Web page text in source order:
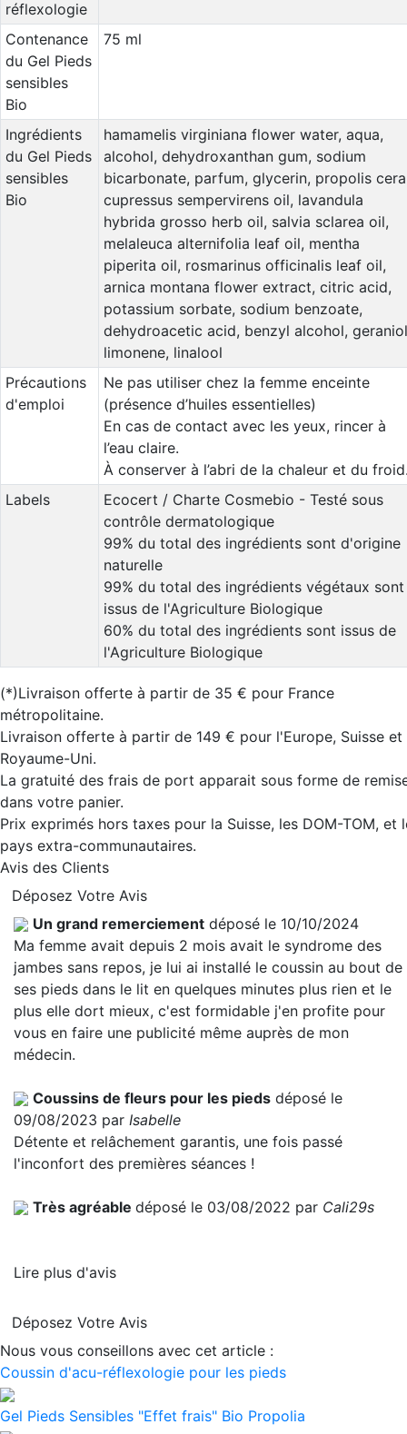
réflexologie
Contenance
du Gel Pieds
sensibles
Bio
75 ml
Ingrédients
du Gel Pieds
sensibles
Bio
hamamelis virginiana flower water, aqua,
alcohol, dehydroxanthan gum, sodium
bicarbonate, parfum, glycerin, propolis
cupressus sempervirens oil, lavandula
hybrida grosso herb oil, salvia sclarea oil,
melaleuca alternifolia leaf oil, mentha
piperita oil, rosmarinus officinalis leaf oil,
arnica montana flower extract, citric acid,
potassium sorbate, sodium benzoate,
dehydroacetic acid, benzyl alcohol,
limonene, linalool
Précautions
d'emploi
Ne pas utiliser chez la femme enceinte
(présence d’huiles essentielles)
En cas de contact avec les yeux, rincer à
l’eau claire.
À conserver à l’abri de la chaleur et du
Labels
Ecocert / Charte Cosmebio - Testé sous
contrôle dermatologique
99% du total des ingrédients sont d'origine
naturelle
99% du total des ingrédients végétaux sont
issus de l'Agriculture Biologique
60% du total des ingrédients sont issus de
l'Agriculture Biologique
(*)Livraison offerte à partir de 35 € pour France
métropolitaine.
Livraison offerte à partir de 149 € pour l'Europe, Suisse et
Royaume-Uni.
La gratuité des frais de port apparait sous forme de
dans votre panier.
Prix exprimés hors taxes pour la Suisse, les DOM-TOM, et
pays extra-communautaires.
Avis des Clients
Déposez Votre Avis
Un grand remerciement déposé le 10/10/2024
Ma femme avait depuis 2 mois avait le syndrome des
jambes sans repos, je lui ai installé le coussin au bout de
ses pieds dans le lit en quelques minutes plus rien et le
plus elle dort mieux, c'est formidable j'en profite pour
vous en faire une publicité même auprès de mon
médecin.
Coussins de fleurs pour les pieds déposé le
09/08/2023 par Isabelle
Détente et relâchement garantis, une fois passé
l'inconfort des premières séances !
Très agréable déposé le 03/08/2022 par Cali29s
Lire plus d'avis
Déposez Votre Avis
Nous vous conseillons avec cet article :
Coussin d'acu-réflexologie pour les pieds
Gel Pieds Sensibles "Effet frais" Bio Propolia